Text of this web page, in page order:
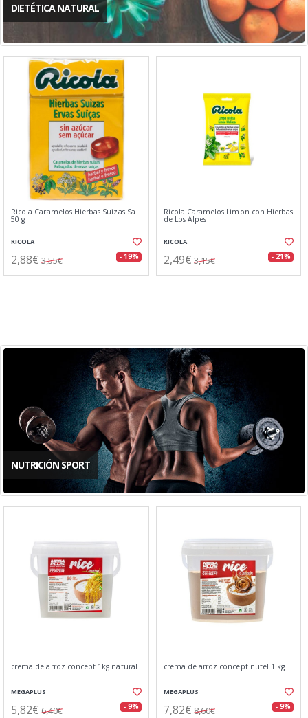
DIETÉTICA NATURAL
Ricola Caramelos Hierbas Suizas Sa
50 g
RICOLA
2,88€ 3,55€ - 19%
Ricola Caramelos Limon con Hierbas
de Los Alpes
RICOLA
2,49€ 3,15€ - 21%
NUTRICIÓN SPORT
crema de arroz concept 1kg natural
MEGAPLUS
5,82€ 6,40€ - 9%
crema de arroz concept nutel 1 kg
MEGAPLUS
7,82€ 8,60€ - 9%